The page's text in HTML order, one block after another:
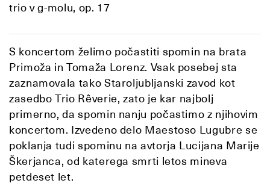
trio v g-molu, op. 17
S koncertom želimo počastiti spomin na brata
Primoža in Tomaža Lorenz. Vsak posebej sta
zaznamovala tako Staroljubljanski zavod kot
zasedbo Trio Rêverie, zato je kar najbolj
primerno, da spomin nanju počastimo z njihovim
koncertom. Izvedeno delo Maestoso Lugubre se
poklanja tudi spominu na avtorja Lucijana Marije
Škerjanca, od katerega smrti letos mineva
petdeset let.